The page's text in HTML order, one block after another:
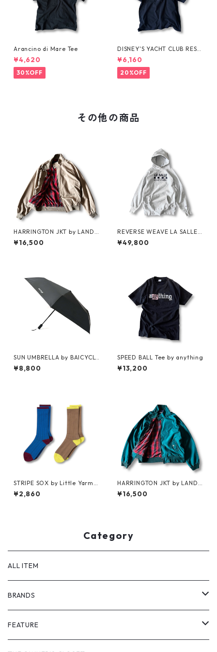
Arancino di Mare Tee
¥4,620
30%OFF
DISNEY'S YACHT CLUB RESO
RT Tee
¥6,160
20%OFF
その他の商品
HARRINGTON JKT by LAND
S'END
¥16,500
REVERSE WEAVE LA SALLE
MILITARY ACADEMY by CHA
MPION
¥49,800
SUN UMBRELLA by BAICYCL
ON
¥8,800
SPEED BALL Tee by anything
¥13,200
STRIPE SOX by Little Yarmo
uth
¥2,860
HARRINGTON JKT by LAND
S'END
¥16,500
Category
ALL ITEM
BRANDS
GHOST ALMOSTBLACK
FEATURE